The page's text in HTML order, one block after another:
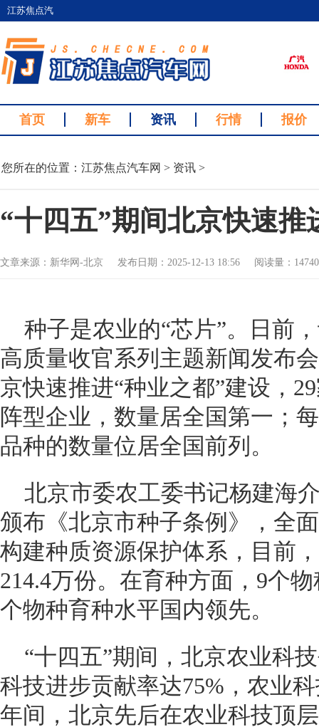
江苏焦点汽
首页 新车 资讯 行情 报价
您所在的位置： 江苏焦点汽车网 > 资讯 >
“十四五”期间北京快速推
文章来源：新华网-北京 发布日期：2025-12-13 18:56 阅读量：14740
种子是农业的“芯片”。日前
高质量收官系列主题新闻发布
京快速推进“种业之都”建设，
阵型企业，数量居全国第一；
品种的数量位居全国前列。
北京市委农工委书记杨建海
颁布《北京市种子条例》，全
构建种质资源保护体系，目前
214.4万份。在育种方面，9个
个物种育种水平国内领先。
“十四五”期间，北京农业科
科技进步贡献率达75%，农业
年间，北京先后在农业科技顶